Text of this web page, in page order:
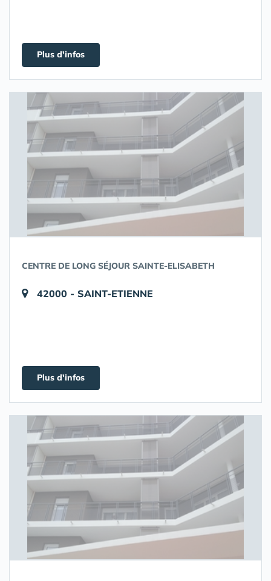
Plus d'infos
CENTRE DE LONG SÉJOUR SAINTE-ELISABETH
42000 - SAINT-ETIENNE
Plus d'infos